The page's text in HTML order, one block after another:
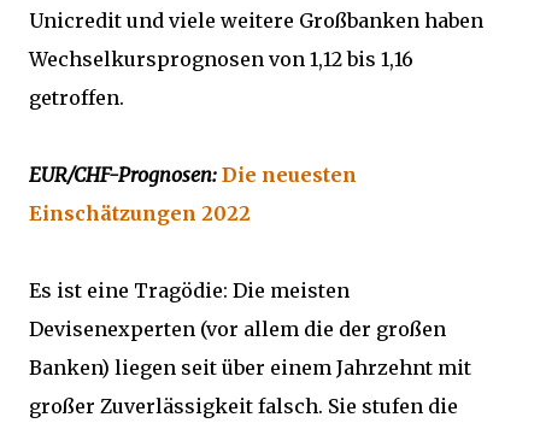
Unicredit und viele weitere Großbanken haben
Wechselkursprognosen von 1,12 bis 1,16
getroffen.
EUR/CHF-Prognosen: Die neuesten
Einschätzungen 2022
Es ist eine Tragödie: Die meisten
Devisenexperten (vor allem die der großen
Banken) liegen seit über einem Jahrzehnt mit
großer Zuverlässigkeit falsch. Sie stufen die